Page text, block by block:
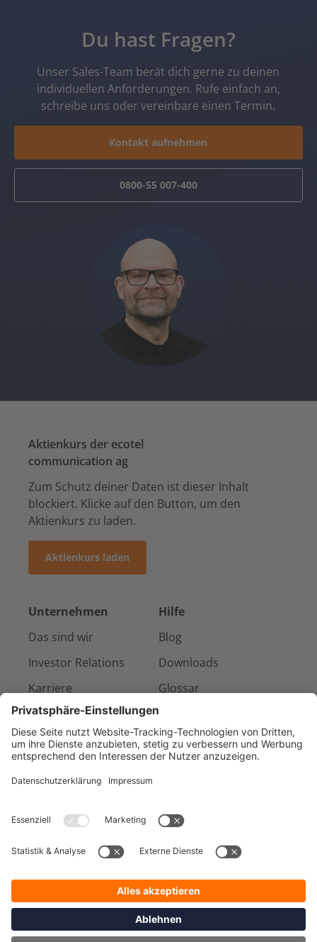
Du hast Fragen?
Unser Sales-Team berät dich gerne zu deinen
individuellen Anforderungen. Rufe einfach an,
schreibe uns oder vereinbare einen Termin.
Kontakt aufnehmen
0800-55 007-400
Aktienkurs der ecotel
communication ag
Zum Schutz deiner Daten ist dieser Inhalt
blockiert. Klicke auf den Button, um den
Aktienkurs zu laden.
Aktienkurs laden
Unternehmen
Das sind wir
Investor Relations
Karriere
Presse & Medien
Referenzen
Hilfe
Blog
Downloads
Glossar
Kontakt